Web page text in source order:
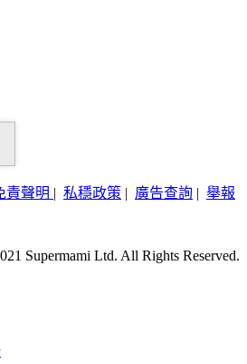
責聲明 | 私穩政策 | 廣告查詢 | 舉報
Supermami Ltd. All Rights Reserved.